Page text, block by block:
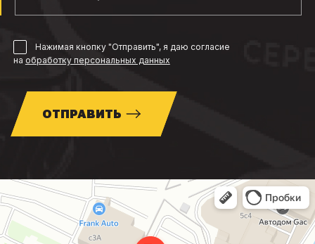
Нажимая кнопку "Отправить", я даю согласие
на обработку персональных данных
ОТПРАВИТЬ
Москва
МКАД, 85-й километр, вл3с1 — Яндекс Карты